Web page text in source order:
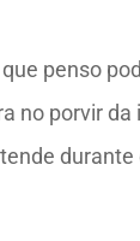
penso
no porvir